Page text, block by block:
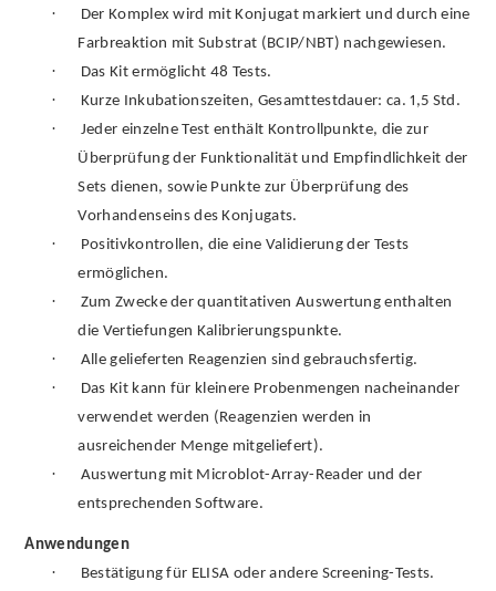
·
Der Komplex wird mit Konjugat markiert und durch eine
Farbreaktion mit Substrat (BCIP/NBT) nachgewiesen.
· Das Kit ermöglicht 48 Tests.
· Kurze Inkubationszeiten, Gesamttestdauer: ca. 1,5 Std.
·
Jeder einzelne Test enthält Kontrollpunkte, die zur
Überprüfung der Funktionalität und Empfindlichkeit der
Sets dienen, sowie Punkte zur Überprüfung des
Vorhandenseins des Konjugats.
·
Positivkontrollen, die eine Validierung der Tests
ermöglichen.
·
Zum Zwecke der quantitativen Auswertung enthalten
die Vertiefungen Kalibrierungspunkte.
· Alle gelieferten Reagenzien sind gebrauchsfertig.
·
Das Kit kann für kleinere Probenmengen nacheinander
verwendet werden (Reagenzien werden in
ausreichender Menge mitgeliefert).
·
Auswertung mit Microblot-Array-Reader und der
entsprechenden Software.
Anwendungen
· Bestätigung für ELISA oder andere Screening-Tests.